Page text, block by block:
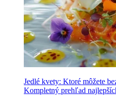
Jedlé kvety: Ktoré môžete
Kompletný prehľad